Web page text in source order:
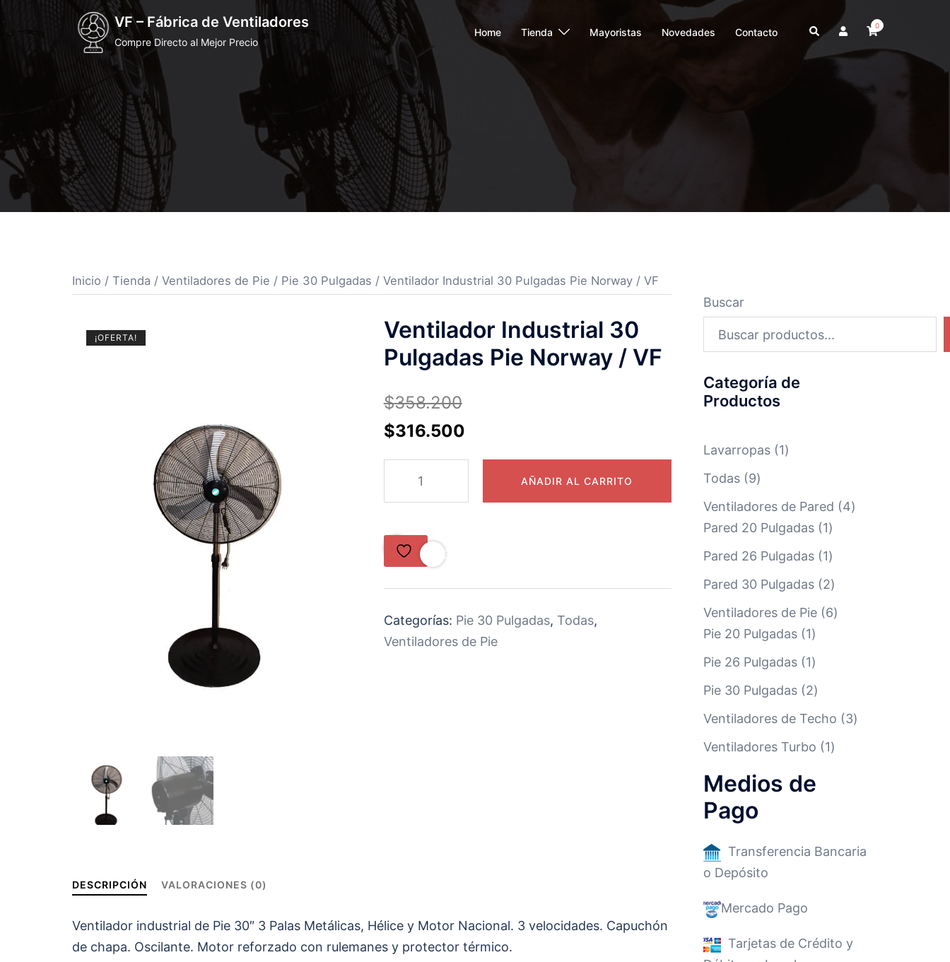
VF – Fábrica de Ventiladores
Compre Directo al Mejor Precio
Home Tienda Mayoristas Novedades Contacto
0
Inicio / Tienda / Ventiladores de Pie / Pie 30 Pulgadas / Ventilador Industrial 30 Pulgadas Pie Norway / VF
¡OFERTA!
Ventilador Industrial 30
Pulgadas Pie Norway / VF
$358.200
$316.500
AÑADIR AL CARRITO
<SVG XMLNS="HTTP://WWW.W3.ORG/2000/SVG" VIEWBOX="0 0 512 512"><PATH
Categorías: Pie 30 Pulgadas, Todas,
Ventiladores de Pie
DESCRIPCIÓN VALORACIONES (0)
Ventilador industrial de Pie 30″ 3 Palas Metálicas, Hélice y Motor Nacional. 3 velocidades. Capuchón
de chapa. Oscilante. Motor reforzado con rulemanes y protector térmico.
Buscar
Categoría de
Productos
Lavarropas
1
Todas
9
Ventiladores de Pared
4
Pared 20 Pulgadas
1
Pared 26 Pulgadas
1
Pared 30 Pulgadas
2
Ventiladores de Pie
6
Pie 20 Pulgadas
1
Pie 26 Pulgadas
1
Pie 30 Pulgadas
2
Ventiladores de Techo
3
Ventiladores Turbo
1
Medios de
Pago
Transferencia Bancaria
o Depósito
Mercado Pago
Tarjetas de Crédito y